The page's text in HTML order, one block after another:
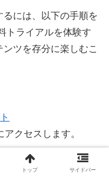
には、以下の手順を
トライアルを体験す
ツを存分に楽しむこ
アクセスします。
をクリック
は31日間無料体験」
トップ サイドバー